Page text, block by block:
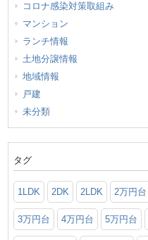
コロナ感染対策取組み
マンション
ランチ情報
土地分譲情報
地域情報
戸建
未分類
タグ
1LDK 2DK 2LDK 2万円台
3万円台 4万円台 5万円台